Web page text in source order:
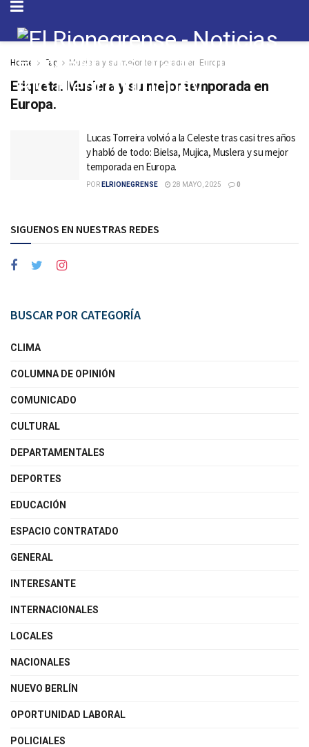
Home Tag Muslera y su mejor temporada en Europa.
Etiqueta: Muslera y su mejor temporada en
Europa.
Lucas Torreira volvió a la Celeste tras casi tres años
y habló de todo: Bielsa, Mujica, Muslera y su mejor
temporada en Europa.
POR ELRIONEGRENSE 28 MAYO, 2025 0
SIGUENOS EN NUESTRAS REDES
BUSCAR POR CATEGORÍA
CLIMA
COLUMNA DE OPINIÓN
COMUNICADO
CULTURAL
DEPARTAMENTALES
DEPORTES
EDUCACIÓN
ESPACIO CONTRATADO
GENERAL
INTERESANTE
INTERNACIONALES
LOCALES
NACIONALES
NUEVO BERLÍN
OPORTUNIDAD LABORAL
POLICIALES